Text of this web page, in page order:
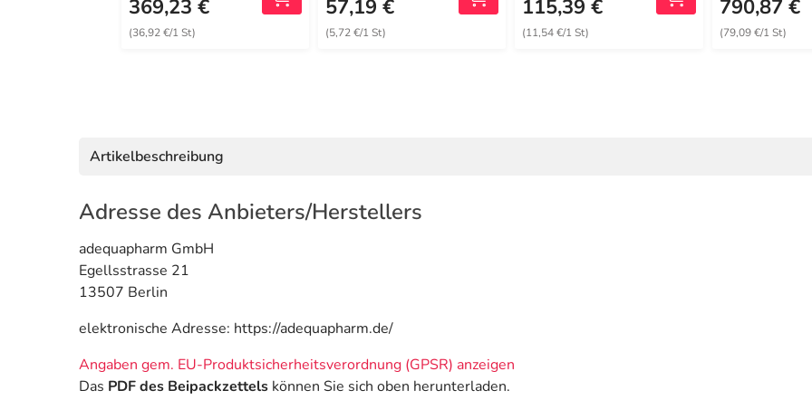
369,23 €
(36,92 €/1 St)
57,19 €
(5,72 €/1 St)
115,39 €
(11,54 €/1 St)
790,87 €
(79,09 €/1 St)
Artikelbeschreibung
Adresse des Anbieters/Herstellers
adequapharm GmbH
Egellsstrasse 21
13507 Berlin
elektronische Adresse: https://adequapharm.de/
Angaben gem. EU-Produktsicherheitsverordnung (GPSR) anzeigen
Das PDF des Beipackzettels können Sie sich oben herunterladen.